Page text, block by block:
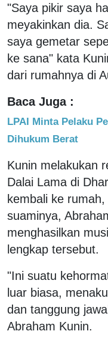
"Saya pikir saya
meyakinkan dia.
saya gemetar
ke sana" kata
dari rumahnya di
Baca Juga :
LPAI Minta Pelaku
Dihukum Berat
Kunin melakukan
Dalai Lama di
kembali ke
suaminya,
menghasilkan
lengkap tersebut.
"Ini suatu
luar biasa,
dan tanggung
Abraham Kunin.